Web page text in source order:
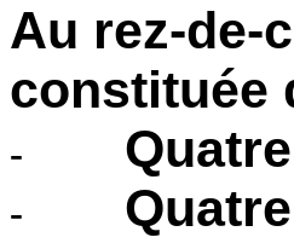
Au rez-de-
constituée
-
-